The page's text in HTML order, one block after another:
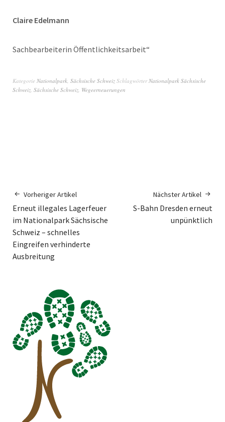
Claire Edelmann
Sachbearbeiterin Öffentlichkeitsarbeit“
Kategorie Nationalpark Sächsische Schweiz SchlagwörterNationalpark Sächsische
Schweiz Sächsische Schweiz Wegeerneuerungen
Vorheriger Artikel
Erneut illegales Lagerfeuer
im Nationalpark Sächsische
Schweiz – schnelles
Eingreifen verhinderte
Ausbreitung
Nächster Artikel
S-Bahn Dresden erneut
unpünktlich